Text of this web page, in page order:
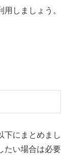
しましょう。
下にまとめまし
たい場合は必要